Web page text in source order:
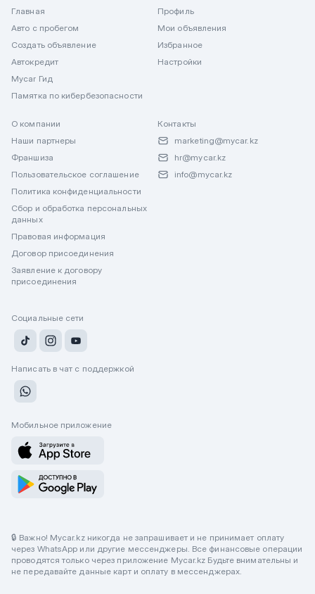
Главная
Авто с пробегом
Создать объявление
Автокредит
Mycar Гид
Памятка по кибербезопасности
Профиль
Мои объявления
Избранное
Настройки
О компании
Наши партнеры
Франшиза
Пользовательское соглашение
Политика конфиденциальности
Сбор и обработка персональных
данных
Правовая информация
Договор присоединения
Заявление к договору
присоединения
Контакты
marketing@mycar.kz
hr@mycar.kz
info@mycar.kz
Социальные сети
Написать в чат с поддержкой
Мобильное приложение
🔒 Важно! Mycar.kz никогда не запрашивает и не принимает оплату
через WhatsApp или другие мессенджеры. Все финансовые операции
проводятся только через приложение Mycar.kz Будьте внимательны и
не передавайте данные карт и оплату в мессенджерах.